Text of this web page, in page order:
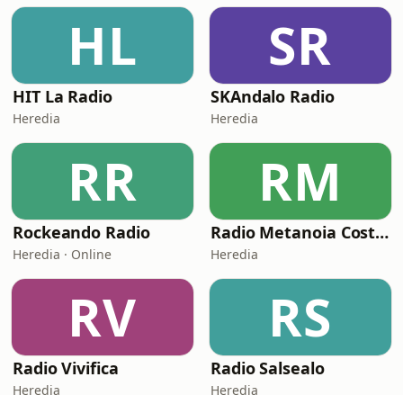
HL
HIT La Radio
Heredia
SR
SKAndalo Radio
Heredia
RR
Rockeando Radio
Heredia · Online
RM
Radio Metanoia Costa Rica
Heredia
RV
Radio Vivifica
Heredia
RS
Radio Salsealo
Heredia